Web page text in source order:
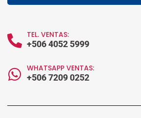
TEL. VENTAS:
+506 4052 5999
WHATSAPP VENTAS:
+506 7209 0252